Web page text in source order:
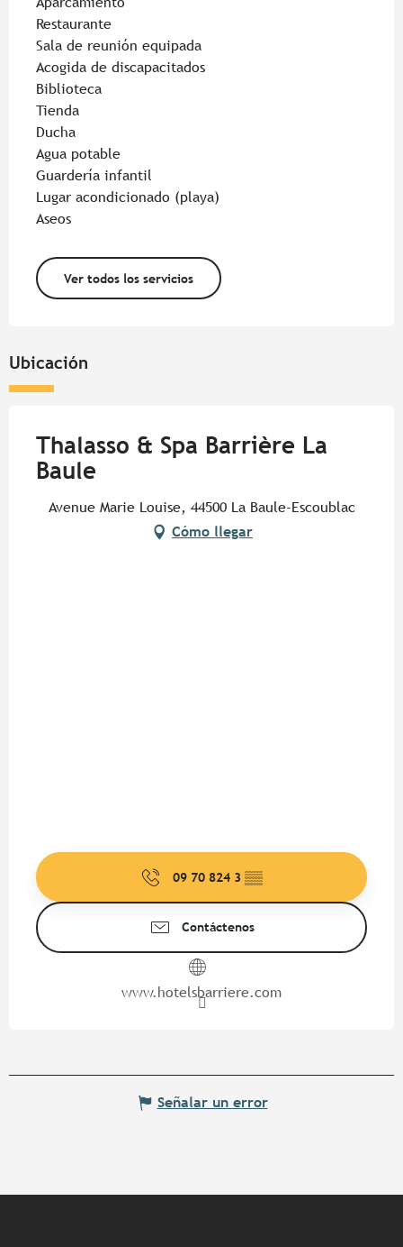
Restaurante
Sala de reunión equipada
Acogida de discapacitados
Biblioteca
Tienda
Ducha
Agua potable
Guardería infantil
Lugar acondicionado (playa)
Aseos
Ver todos los servicios
Ubicación
Thalasso & Spa Barrière La
Baule
Avenue Marie Louise, 44500 La Baule-Escoublac
Cómo llegar
09 70 824 3 ▒▒
Contáctenos
www.hotelsbarriere.com
Señalar un error